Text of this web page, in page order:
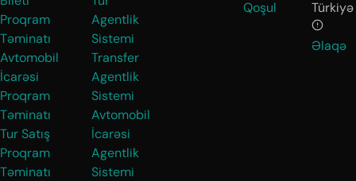
Proqram
Təminatı
Avtomobil
İcarəsi
Proqram
Təminatı
Tur Satış
Proqram
Təminatı
Agentlik
Sistemi
Transfer
Agentlik
Sistemi
Avtomobil
İcarəsi
Agentlik
Sistemi
Qoşul
Türkiyə
Əlaqə